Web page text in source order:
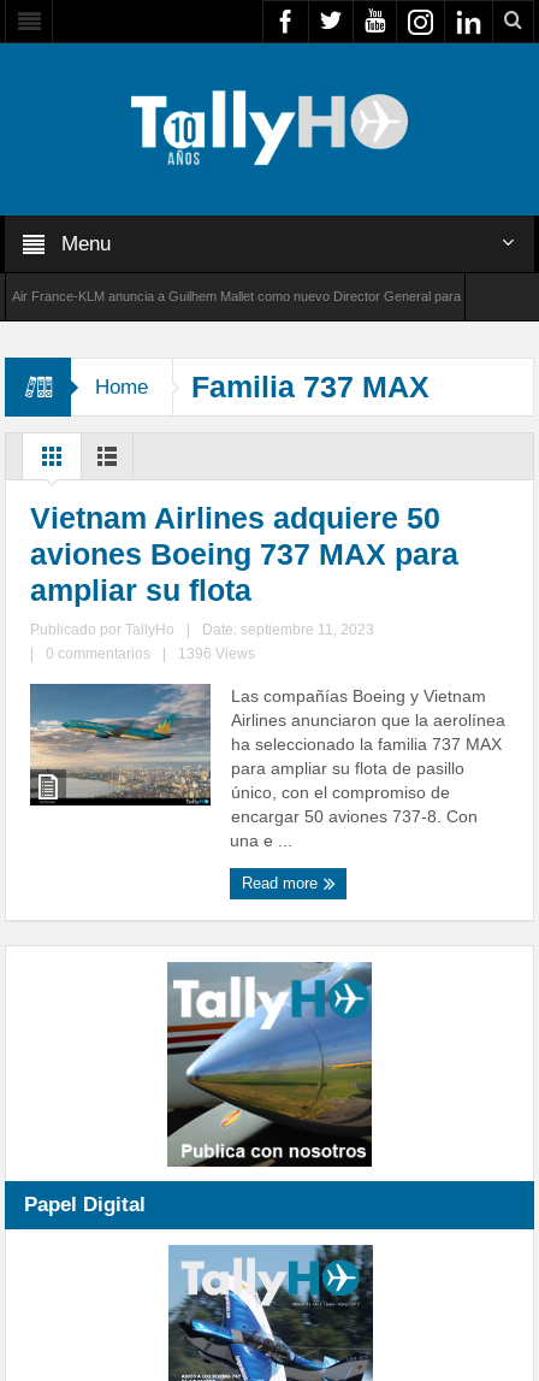
Menu
KLM anuncia a Guilhem Mallet como nuevo Director General para América Latina
Home Familia 737 MAX
Vietnam Airlines adquiere 50
aviones Boeing 737 MAX para
ampliar su flota
Publicado porTallyHo
Date: septiembre 11, 2023
0 commentarios 1396 Views
Las compañías Boeing y Vietnam
Airlines anunciaron que la aerolínea
ha seleccionado la familia 737 MAX
para ampliar su flota de pasillo
único, con el compromiso de
encargar 50 aviones 737-8. Con
una e ...
Read more
Papel Digital